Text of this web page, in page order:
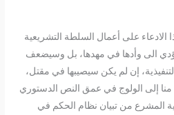
على أعمال السلطة التشريعية
الى وأدها في مهدها، بل وسيضعف
إن لم يكن سيصيبها في مقتل،
منا إلى الولوج في عمق النص الدستوري
المشرع من تبيان نظام الحكم في